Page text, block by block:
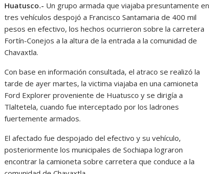
Huatusco.- Un grupo armada que viajaba presuntamente en
tres vehículos despojó a Francisco Santamaria de 400 mil
pesos en efectivo, los hechos ocurrieron sobre la carretera
Fortín-Conejos a la altura de la entrada a la comunidad de
Chavaxtla.
Con base en información consultada, el atraco se realizó la
tarde de ayer martes, la victima viajaba en una camioneta
Ford Explorer proveniente de Huatusco y se dirigía a
Tlaltetela, cuando fue interceptado por los ladrones
fuertemente armados.
El afectado fue despojado del efectivo y su vehículo,
posteriormente los municipales de Sochiapa lograron
encontrar la camioneta sobre carretera que conduce a la